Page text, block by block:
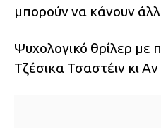
μπορούν να κάνουν
Ψυχολογικό θρίλερ με
Τζέσικα Τσαστέιν κι